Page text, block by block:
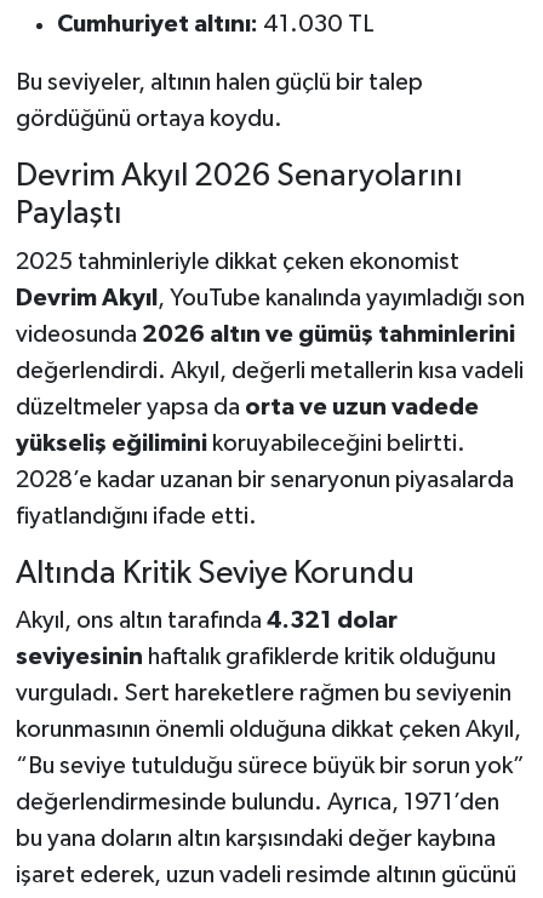
Cumhuriyet altını: 41.030 TL
Bu seviyeler, altının halen güçlü bir talep
gördüğünü ortaya koydu.
Devrim Akyıl 2026 Senaryolarını
Paylaştı
2025 tahminleriyle dikkat çeken ekonomist
Devrim Akyıl , YouTube kanalında yayımladığı son
videosunda 2026 altın ve gümüş tahminlerini
değerlendirdi. Akyıl, değerli metallerin kısa vadeli
düzeltmeler yapsa da orta ve uzun vadede
yükseliş eğiliminikoruyabileceğini belirtti.
2028’e kadar uzanan bir senaryonun piyasalarda
fiyatlandığını ifade etti.
Altında Kritik Seviye Korundu
Akyıl, ons altın tarafında 4.321 dolar
seviyesinin haftalık grafiklerde kritik olduğunu
vurguladı. Sert hareketlere rağmen bu seviyenin
korunmasının önemli olduğuna dikkat çeken Akyıl,
“Bu seviye tutulduğu sürece büyük bir sorun yok”
değerlendirmesinde bulundu. Ayrıca, 1971’den
bu yana doların altın karşısındaki değer kaybına
işaret ederek, uzun vadeli resimde altının gücünü